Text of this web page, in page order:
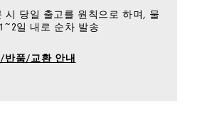
시 당일 출고를 원칙으로 하며, 물
일 내로 순차 발송
반품/교환 안내